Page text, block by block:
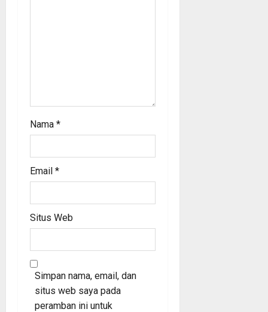
Nama *
Email *
Situs Web
Simpan nama, email, dan
situs web saya pada
peramban ini untuk